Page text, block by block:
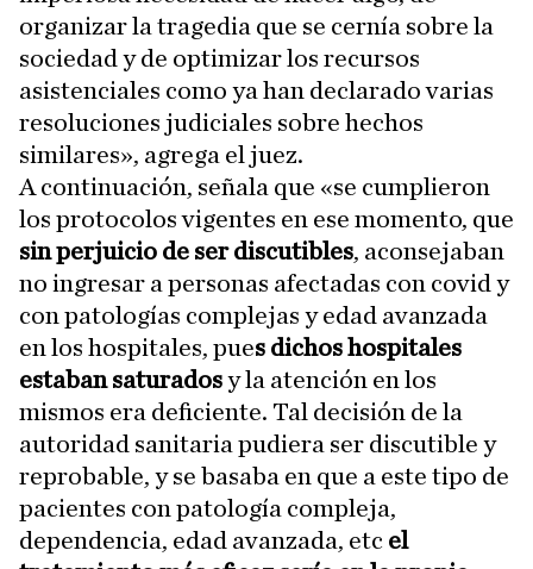
organizar la tragedia que se cernía sobre la
sociedad y de optimizar los recursos
asistenciales como ya han declarado varias
resoluciones judiciales sobre hechos
similares», agrega el juez.
A continuación, señala que «se cumplieron
los protocolos vigentes en ese momento, que
sin perjuicio de ser discutibles, aconsejaban
no ingresar a personas afectadas con covid y
con patologías complejas y edad avanzada
en los hospitales, pues dichos hospitales
estaban saturadosy la atención en los
mismos era deficiente. Tal decisión de la
autoridad sanitaria pudiera ser discutible y
reprobable, y se basaba en que a este tipo de
pacientes con patología compleja,
dependencia, edad avanzada, etc el